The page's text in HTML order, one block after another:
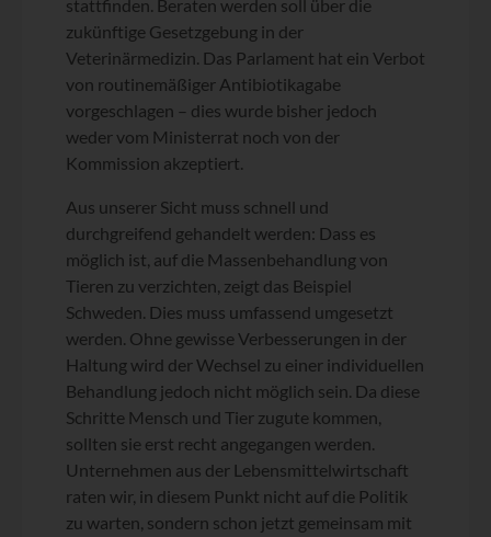
stattfinden. Beraten werden soll über die
zukünftige Gesetzgebung in der
Veterinärmedizin. Das Parlament hat ein Verbot
von routinemäßiger Antibiotikagabe
vorgeschlagen – dies wurde bisher jedoch
weder vom Ministerrat noch von der
Kommission akzeptiert.
Aus unserer Sicht muss schnell und
durchgreifend gehandelt werden: Dass es
möglich ist, auf die Massenbehandlung von
Tieren zu verzichten, zeigt das Beispiel
Schweden. Dies muss umfassend umgesetzt
werden. Ohne gewisse Verbesserungen in der
Haltung wird der Wechsel zu einer individuellen
Behandlung jedoch nicht möglich sein. Da diese
Schritte Mensch und Tier zugute kommen,
sollten sie erst recht angegangen werden.
Unternehmen aus der Lebensmittelwirtschaft
raten wir, in diesem Punkt nicht auf die Politik
zu warten, sondern schon jetzt gemeinsam mit